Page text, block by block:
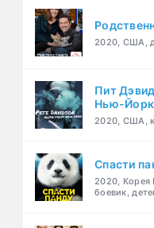
2020, США,
Пит
Нью-
2020, США,
Спасти
2020, Корея
боевик,